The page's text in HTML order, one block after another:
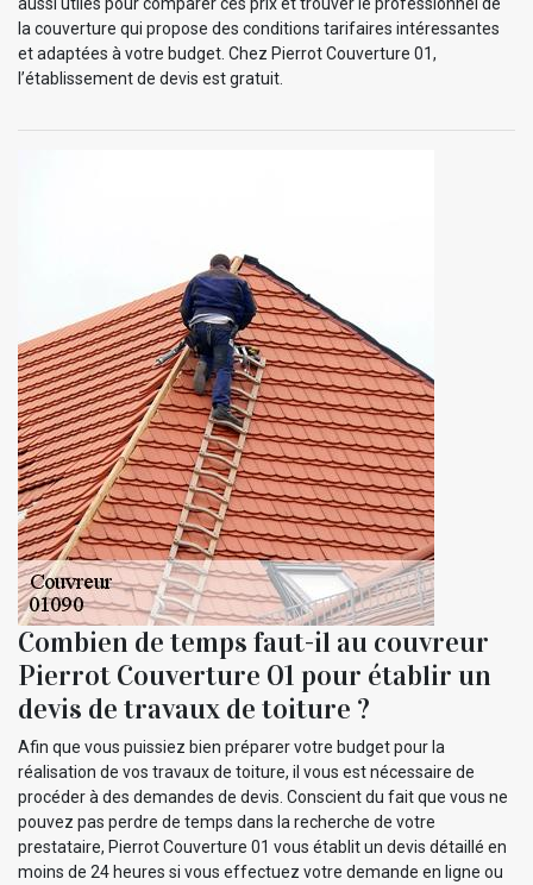
la couverture qui propose des conditions tarifaires intéressantes
et adaptées à votre budget. Chez Pierrot Couverture 01,
l’établissement de devis est gratuit.
Combien de temps faut-il au couvreur
Pierrot Couverture 01 pour établir un
devis de travaux de toiture ?
Afin que vous puissiez bien préparer votre budget pour la
réalisation de vos travaux de toiture, il vous est nécessaire de
procéder à des demandes de devis. Conscient du fait que vous ne
pouvez pas perdre de temps dans la recherche de votre
prestataire, Pierrot Couverture 01 vous établit un devis détaillé en
moins de 24 heures si vous effectuez votre demande en ligne ou